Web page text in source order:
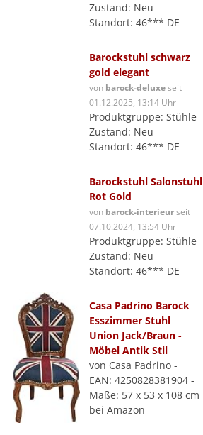
Zustand: Neu
Standort: 46*** DE
Barockstuhl schwarz
gold elegant
von barock-deluxeseit
01.12.2025, 13:14 Uhr
Produktgruppe: Stühle
Zustand: Neu
Standort: 46*** DE
Barockstuhl Salonstuhl
Rot Gold
von barock-interieurseit
07.10.2024, 13:54 Uhr
Produktgruppe: Stühle
Zustand: Neu
Standort: 46*** DE
Casa Padrino Barock
Esszimmer Stuhl
Union Jack/Braun -
Möbel Antik Stil
von Casa Padrino -
EAN: 4250828381904 -
Maße: 57 x 53 x 108 cm
bei Amazon